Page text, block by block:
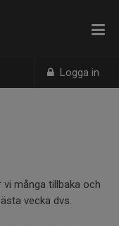
Logga in
många tillbaka och
vecka dvs.